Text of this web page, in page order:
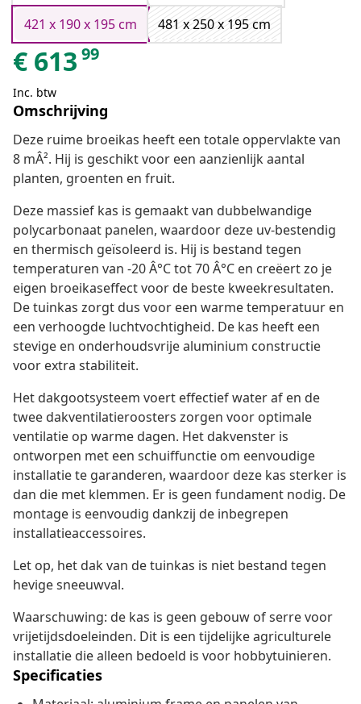
421 x 190 x 195 cm
481 x 250 x 195 cm
€ 613 99
Inc. btw
Omschrijving
Deze ruime broeikas heeft een totale oppervlakte van
8 mÂ². Hij is geschikt voor een aanzienlijk aantal
planten, groenten en fruit.
Deze massief kas is gemaakt van dubbelwandige
polycarbonaat panelen, waardoor deze uv-bestendig
en thermisch geïsoleerd is. Hij is bestand tegen
temperaturen van -20 Â°C tot 70 Â°C en creëert zo je
eigen broeikaseffect voor de beste kweekresultaten.
De tuinkas zorgt dus voor een warme temperatuur en
een verhoogde luchtvochtigheid. De kas heeft een
stevige en onderhoudsvrije aluminium constructie
voor extra stabiliteit.
Het dakgootsysteem voert effectief water af en de
twee dakventilatieroosters zorgen voor optimale
ventilatie op warme dagen. Het dakvenster is
ontworpen met een schuiffunctie om eenvoudige
installatie te garanderen, waardoor deze kas sterker is
dan die met klemmen. Er is geen fundament nodig. De
montage is eenvoudig dankzij de inbegrepen
installatieaccessoires.
Let op, het dak van de tuinkas is niet bestand tegen
hevige sneeuwval.
Waarschuwing: de kas is geen gebouw of serre voor
vrijetijdsdoeleinden. Dit is een tijdelijke agriculturele
installatie die alleen bedoeld is voor hobbytuinieren.
Specificaties